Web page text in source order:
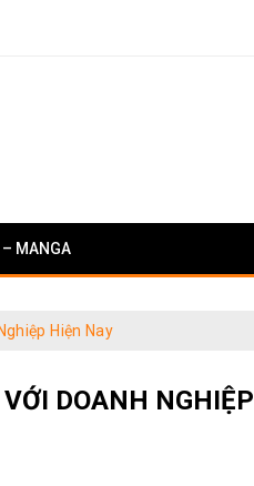
MANGA
Hiện Nay
DOANH NGHIỆP